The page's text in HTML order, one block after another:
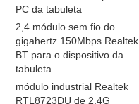
PC da tabuleta
2,4 módulo sem fio do
gigahertz 150Mbps Realtek
BT para o dispositivo da
tabuleta
módulo industrial Realtek
RTL8723DU de 2.4G